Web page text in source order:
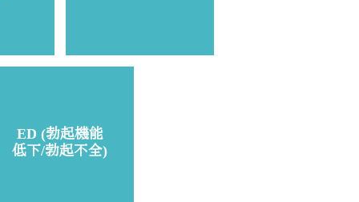
ED (勃起機能
低下/勃起不全)